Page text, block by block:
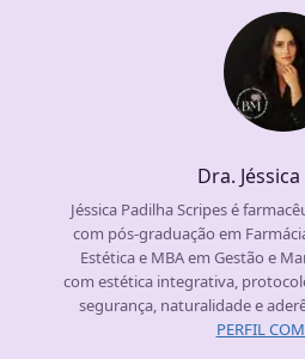
Dra.
Jéssica Padilha Scripes é
com pós-graduação em
Estética e MBA em Gestão e
com estética integrativa,
segurança, naturalidade e
PERFIL